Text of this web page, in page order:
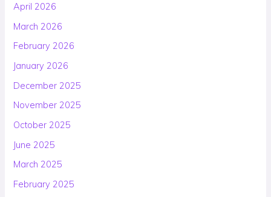
April 2026
March 2026
February 2026
January 2026
December 2025
November 2025
October 2025
June 2025
March 2025
February 2025